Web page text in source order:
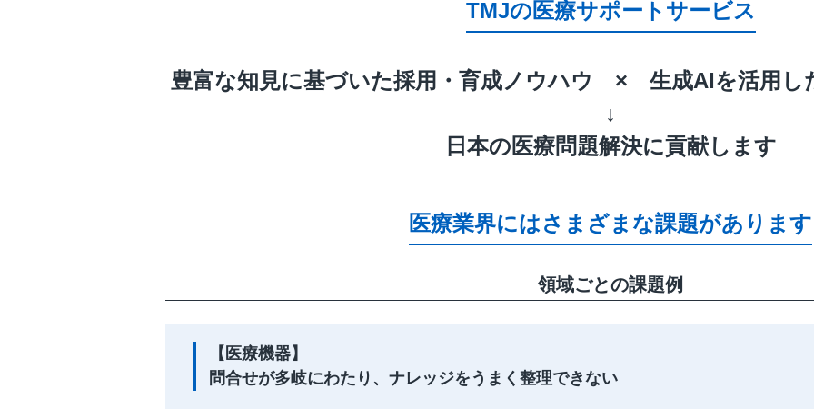
TMJの医療サポートサービス
豊富な知見に基づいた採用・育成ノウハウ × 生成AIを活用し
↓
日本の医療問題解決に貢献します
医療業界にはさまざまな課題があります
領域ごとの課題例
【医療機器】
問合せが多岐にわたり、ナレッジをうまく整理できない